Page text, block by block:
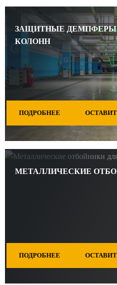
ЗАЩИТНЫЕ ДЕМПФЕРЫ
КОЛОНН
ПОДРОБНЕЕ
МЕТАЛЛИЧЕСКИЕ
ПОДРОБНЕЕ